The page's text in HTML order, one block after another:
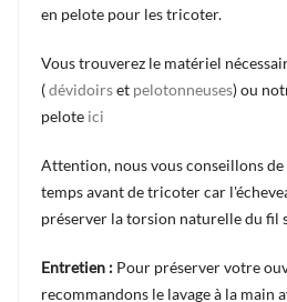
en pelote pour les tricoter.
Vous trouverez le matériel
(dévidoirset pelotonneuses) ou
pelote ici
Attention, nous vous conseillons
temps avant de tricoter car
préserver la torsion naturelle du fil
Entretien : Pour préserver votre
recommandons le lavage à la main